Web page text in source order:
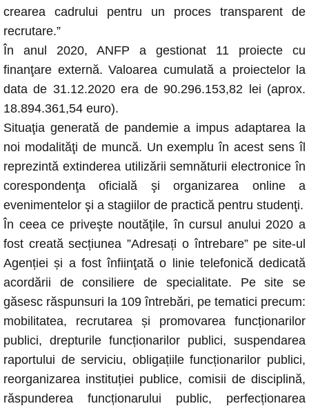
crearea cadrului pentru un proces transparent de
recrutare.”
În anul 2020, ANFP a gestionat 11 proiecte cu
finanţare externă. Valoarea cumulată a proiectelor la
data de 31.12.2020 era de 90.296.153,82 lei (aprox.
18.894.361,54 euro).
Situaţia generată de pandemie a impus adaptarea la
noi modalităţi de muncă. Un exemplu în acest sens îl
reprezintă extinderea utilizării semnăturii electronice în
corespondenţa oficială şi organizarea online a
evenimentelor şi a stagiilor de practică pentru studenţi.
În ceea ce priveşte noutăţile, în cursul anului 2020 a
fost creată secțiunea ”Adresați o întrebare” pe site-ul
Agenției și a fost înfiinţată o linie telefonică dedicată
acordării de consiliere de specialitate. Pe site se
găsesc răspunsuri la 109 întrebări, pe tematici precum:
mobilitatea, recrutarea și promovarea funcționarilor
publici, drepturile funcționarilor publici, suspendarea
raportului de serviciu, obligațiile funcționarilor publici,
reorganizarea instituției publice, comisii de disciplină,
răspunderea funcționarului public, perfecționarea